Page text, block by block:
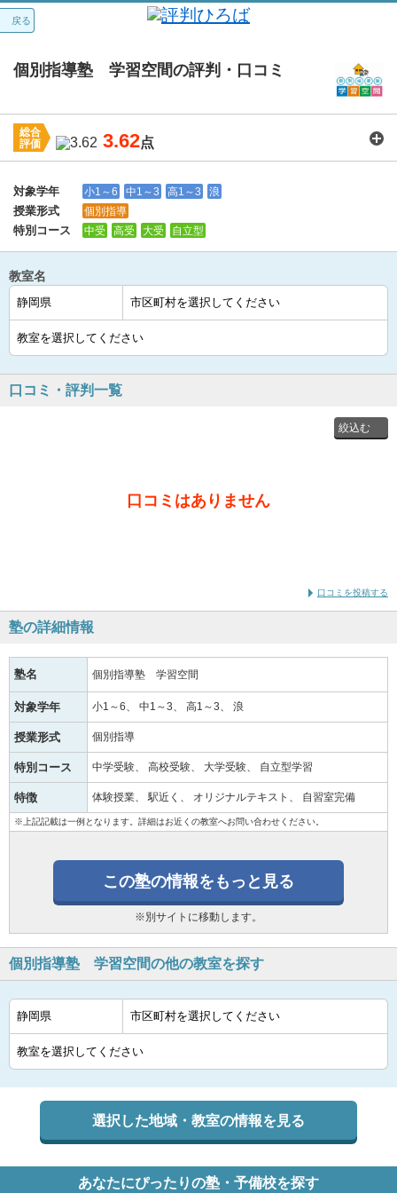
戻る
個別指導塾 学習空間の評判・口コミ
総合
評価
3.62点
講師：3.7 カリキュラム：3.6 周りの環境：3.6
対象学年
小1～6 中1～3 高1～3 浪
授業形式 個別指導
特別コース 中受 高受 大受 自立型
教室名
口コミ・評判一覧
口コミはありません
口コミを投稿する
塾の詳細情報
塾名 個別指導塾 学習空間
対象学年 小1～6 中1～3 高1～3 浪
授業形式 個別指導
特別コース 中学受験 高校受験 大学受験 自立型学習
特徴 体験授業 駅近く オリジナルテキスト 自習室完備
※上記記載は一例となります。詳細はお近くの教室へお問い合わせください。
この塾の情報をもっと見る
※別サイトに移動します。
個別指導塾 学習空間の他の教室を探す
選択した地域・教室の情報を見る
あなたにぴったりの塾・予備校を探す